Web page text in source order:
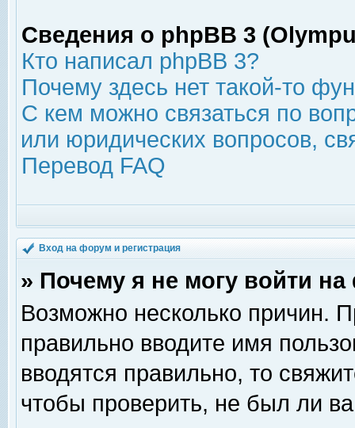
Сведения о phpBB 3
Кто написал phpBB 3?
Почему здесь нет такой-то
С кем можно связаться по
или юридических вопросов,
Перевод FAQ
Вход на форум и регистрация
» Почему я не могу войти
Возможно несколько причин.
правильно вводите имя
вводятся правильно, то
чтобы проверить, не был ли